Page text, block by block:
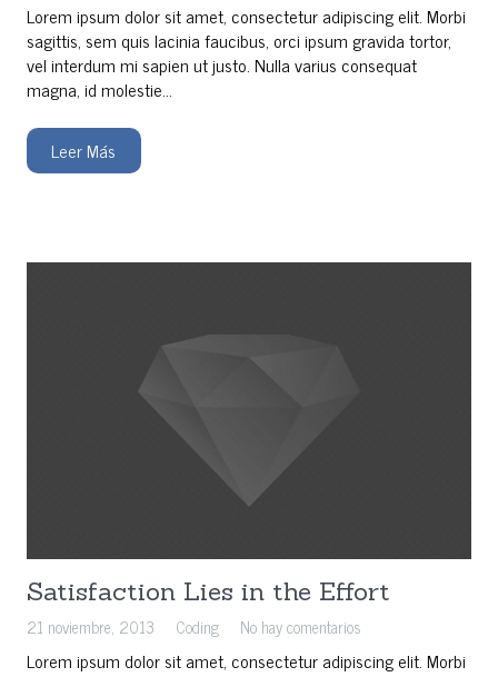
Lorem ipsum dolor sit amet, consectetur adipiscing elit. Morbi
sagittis, sem quis lacinia faucibus, orci ipsum gravida tortor,
vel interdum mi sapien ut justo. Nulla varius consequat
magna, id molestie…
Leer Más
Satisfaction Lies in the Effort
21 noviembre, 2013 Coding No hay comentarios
Lorem ipsum dolor sit amet, consectetur adipiscing elit. Morbi